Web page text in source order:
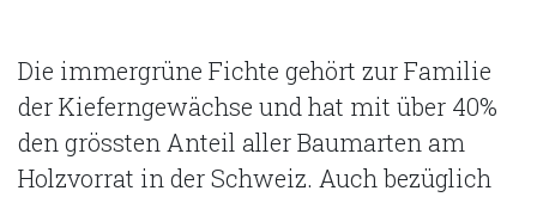
Die immergrüne Fichte gehört zur Familie
der Kieferngewächse und hat mit über 40%
den grössten Anteil aller Baumarten am
Holzvorrat in der Schweiz. Auch bezüglich